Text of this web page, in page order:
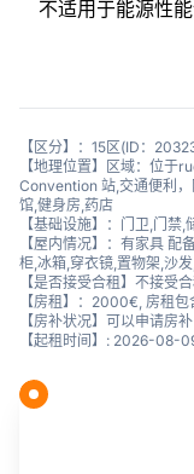
不适用于能源性能
【区分】：15区(ID：
【地理位置】区域：位于
Convention 站,交通便利
馆,健身房,药店
【基础设施】：门卫,门禁
【屋内情况】：有家具 配
柜,冰箱,穿衣镜,置物架,沙
【是否接受合租】不接受
【房租】：2000€, 房租
【房补状况】可以申请房补
【起租时间】: 2026-08-